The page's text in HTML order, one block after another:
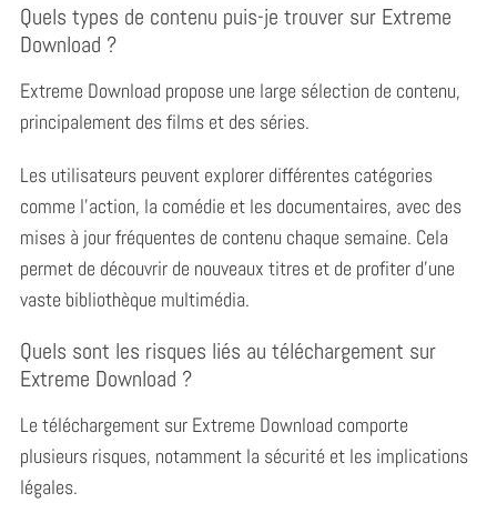
Quels types de contenu puis-je trouver sur Extreme
Download ?
Extreme Download propose une large sélection de contenu,
principalement des films et des séries.
Les utilisateurs peuvent explorer différentes catégories
comme l’action, la comédie et les documentaires, avec des
mises à jour fréquentes de contenu chaque semaine. Cela
permet de découvrir de nouveaux titres et de profiter d’une
vaste bibliothèque multimédia.
Quels sont les risques liés au téléchargement sur
Extreme Download ?
Le téléchargement sur Extreme Download comporte
plusieurs risques, notamment la sécurité et les implications
légales.